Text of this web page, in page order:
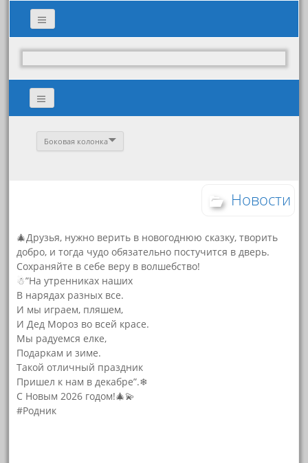
Боковая колонка
Новости
🎄Друзья, нужно верить в новогоднюю сказку, творить
добро, и тогда чудо обязательно постучится в дверь.
Сохраняйте в себе веру в волшебство!
☃”На утренниках наших
В нарядах разных все.
И мы играем, пляшем,
И Дед Мороз во всей красе.
Мы радуемся елке,
Подаркам и зиме.
Такой отличный праздник
Пришел к нам в декабре”.❄
С Новым 2026 годом!🎄💫
#Родник